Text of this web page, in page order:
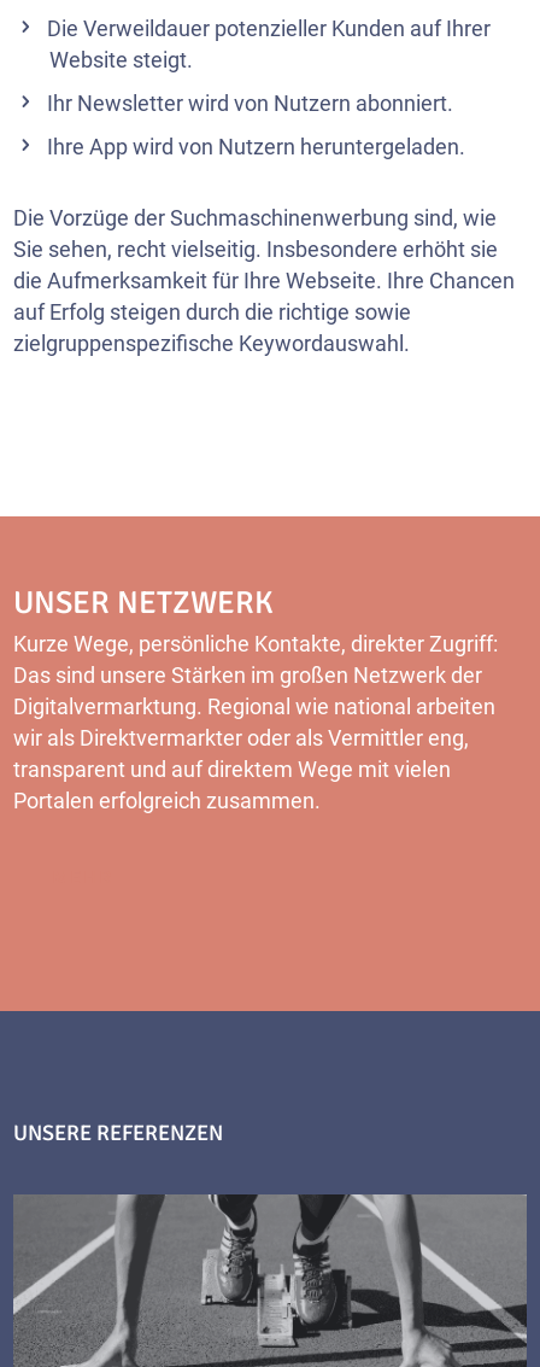
Die Verweildauer potenzieller Kunden auf Ihrer
Website steigt.
Ihr Newsletterwird von Nutzern abonniert.
Ihre App wird von Nutzern heruntergeladen.
Die Vorzüge der Suchmaschinenwerbung sind, wie
Sie sehen, recht vielseitig. Insbesondere erhöht sie
die Aufmerksamkeit für Ihre Webseite. Ihre Chancen
auf Erfolg steigen durch die richtige sowie
zielgruppenspezifische Keywordauswahl.
UNSER NETZWERK
Kurze Wege, persönliche Kontakte, direkter Zugriff:
Das sind unsere Stärken im großen Netzwerk der
Digitalvermarktung. Regional wie national arbeiten
wir als Direktvermarkter oder als Vermittler eng,
transparent und auf direktem Wege mit vielen
Portalen erfolgreich zusammen.
UNSERE REFERENZEN